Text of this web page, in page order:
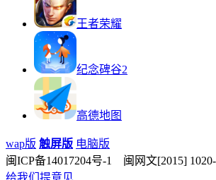
王者荣耀
纪念碑谷2
高德地图
wap版 触屏版 电脑版
闽ICP备14017204号-1 闽网文[2015]
给我们提意见